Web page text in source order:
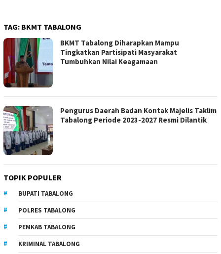
TAG: BKMT TABALONG
BKMT Tabalong Diharapkan Mampu
Tingkatkan Partisipati Masyarakat
Tumbuhkan Nilai Keagamaan
Pengurus Daerah Badan Kontak Majelis Taklim
Tabalong Periode 2023-2027 Resmi Dilantik
TOPIK POPULER
BUPATI TABALONG
POLRES TABALONG
PEMKAB TABALONG
KRIMINAL TABALONG